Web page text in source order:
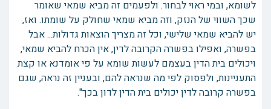
לשומא, ובמי ראוי לבחור. ולפעמים זה מביא שמאי שאומר
שכך השווי של הנזק, וזה מביא שמאי שחולק על שומתו. ואז,
יש להביא שמאי שלישי, וכל זה מצריך הוצאות גדולות... אבל
בפשרה, ואפילו בפשרה הקרובה לדין, אין הכרח להביא שמאי,
ויכולים בית הדין בעצמם לעשות שומא על פי אומדנא או קצת
התעניינות, ולפסוק לפי מה שנראה להם, ובעניין זה נראה, שגם
בפשרה קרובה לדין יכולים בית הדין לדון בכך".